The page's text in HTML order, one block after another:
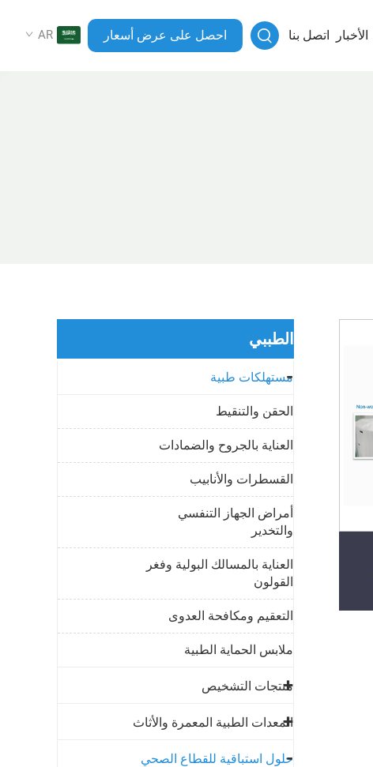
الأخبار اتصل بنا احصل على عرض أسعار AR
الطببي
مستهلكات طبية
الحقن والتنقيط
العناية بالجروح والضمادات
القسطرات والأنابيب
أمراض الجهاز التنفسي
والتخدير
العناية بالمسالك البولية وفغر
القولون
التعقيم ومكافحة العدوى
ملابس الحماية الطبية
منتجات التشخيص
المعدات الطبية المعمرة والأثاث
حلول استباقية للقطاع الصحي